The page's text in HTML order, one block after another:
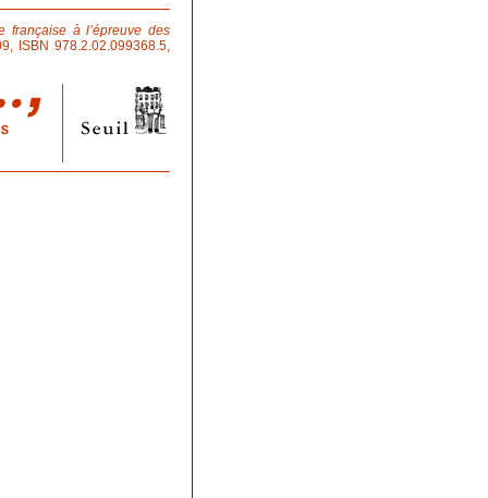
française à l’épreuve des
ISBN 978.2.02.099368.5,